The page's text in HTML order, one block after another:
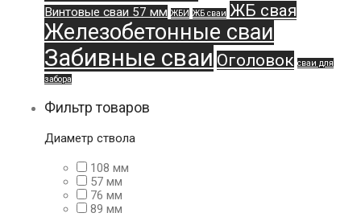
Винтовые сваи 57 мм ЖБИ ЖБ сваи ЖБ свая
Железобетонные сваи
Забивные сваи Оголовок сваи для
забора
Фильтр товаров
Диаметр ствола
108 мм
57 мм
76 мм
89 мм